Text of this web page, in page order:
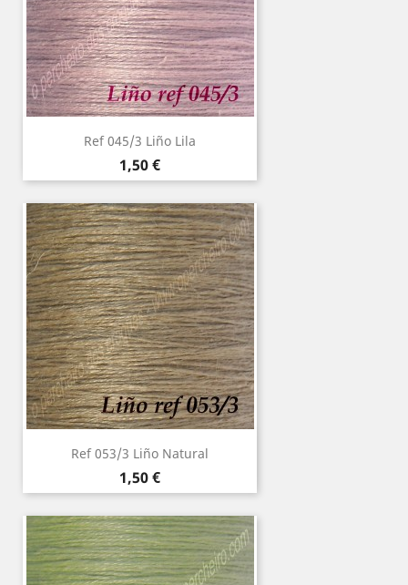
Ref 045/3 Liño Lila
Precio
1,50 €
Ref 053/3 Liño Natural
Precio
1,50 €